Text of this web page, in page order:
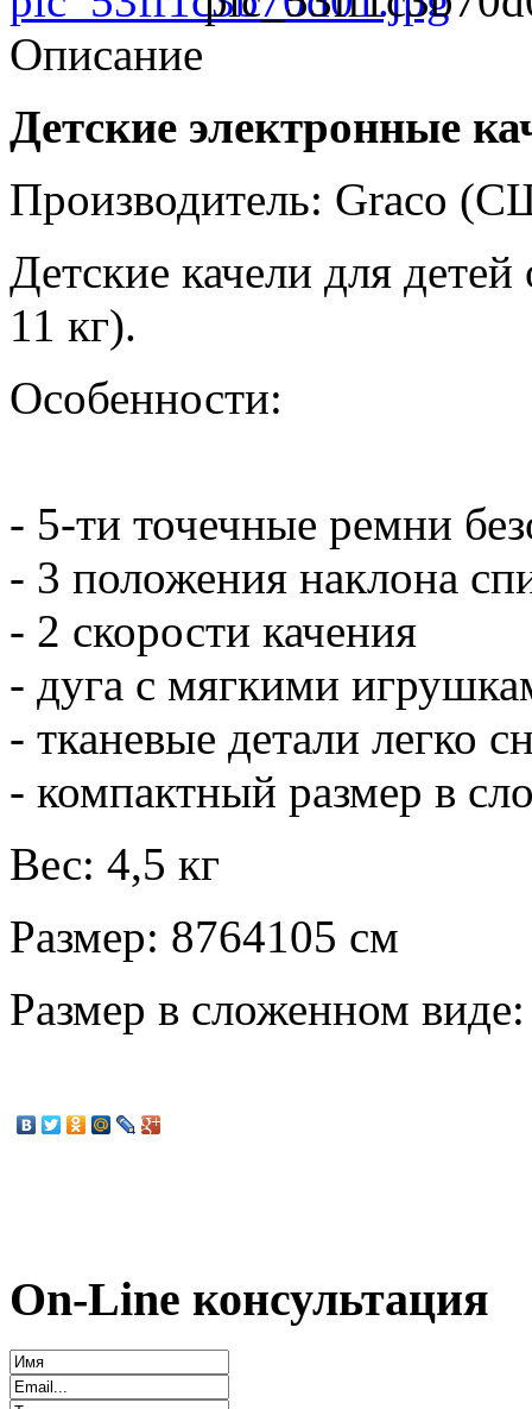
Описание
Детские электронные
Производитель: Graco
Детские качели для
11 кг).
Особенности:
- 5-ти точечные ремни
- 3 положения наклона
- 2 скорости качения
- дуга с мягкими
- тканевые детали легко
- компактный размер в
Вес: 4,5 кг
Размер: 8764105 см
Размер в сложенном
On-Line консультация